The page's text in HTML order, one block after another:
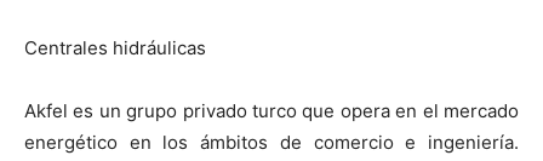
Centrales hidráulicas
Akfel es un grupo privado turco que opera en el mercado
energético en los ámbitos de comercio e ingeniería.